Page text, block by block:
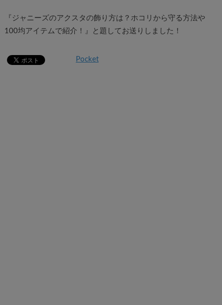
『ジャニーズのアクスタの飾り方は？ホコリから守る方法や
100均アイテムで紹介！』と題してお送りしました！
Pocket